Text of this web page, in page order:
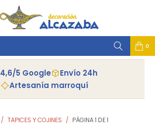
0
4,6/5 Google
Envío 24h
Artesanía marroquí
/ TAPICES Y COJINES / PÁGINA 1 DE 1